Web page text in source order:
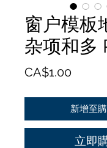
窗户模板
杂项和多
CA$1.00價
新增至
立即